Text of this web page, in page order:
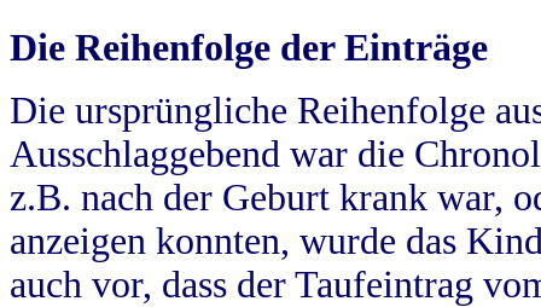
Die Reihenfolge der Einträge
Die ursprüngliche Reihenfolge
Ausschlaggebend war die
z.B. nach der Geburt krank war,
anzeigen konnten, wurde das
auch vor, dass der Taufeintrag